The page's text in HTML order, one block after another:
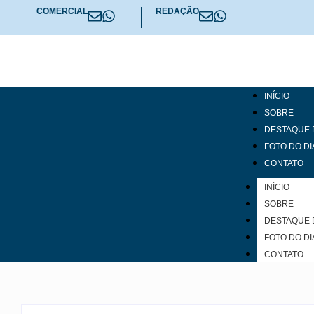
COMERCIAL REDAÇÃO
INÍCIO
SOBRE
DESTAQUE
FOTO DO
CONTATO
INÍCIO
SOBRE
DESTAQUE
FOTO DO
CONTATO